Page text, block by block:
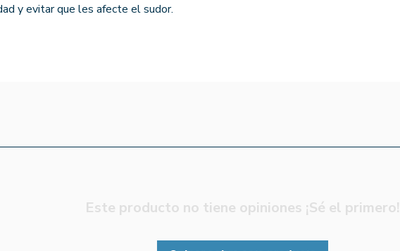
y evitar que les afecte el sudor.
Este producto no tiene opiniones ¡Sé el primero!